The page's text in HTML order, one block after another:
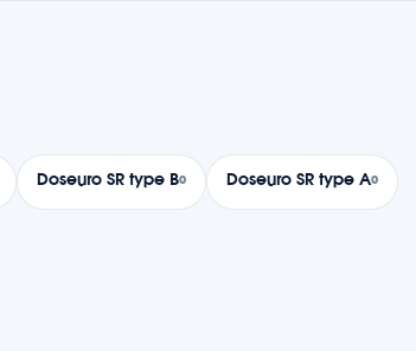
Doseuro SR type B0 Doseuro SR type A0